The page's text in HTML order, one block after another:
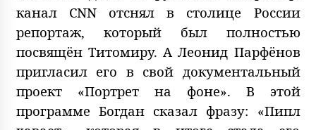
канал CNN отснял в столице России
репортаж, который был полностью
посвящён Титомиру. А Леонид Парфёнов
пригласил его в свой документальный
проект «Портрет на фоне». В этой
программе Богдан сказал фразу: «Пипл